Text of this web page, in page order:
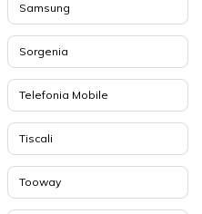
Samsung
Sorgenia
Telefonia Mobile
Tiscali
Tooway